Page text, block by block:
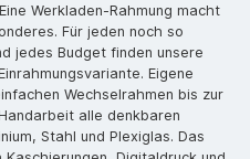
Werkladen-Rahmung macht
Für jeden noch so
jedes Budget finden unsere
Eigene
Wechselrahmen bis zur
alle denkbaren
Stahl und Plexiglas. Das